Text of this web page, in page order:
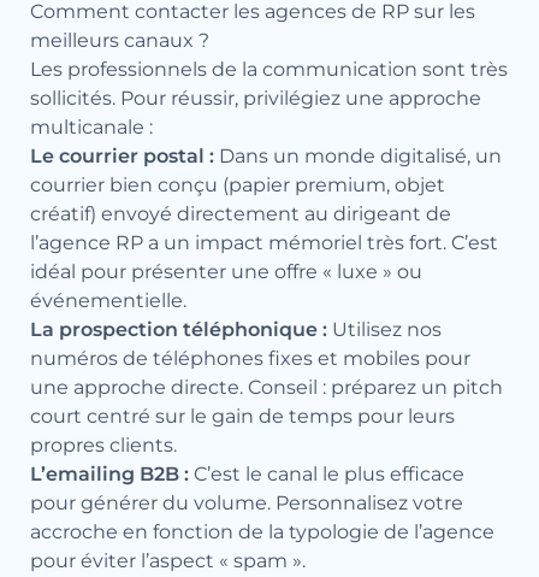
Comment contacter les agences de RP sur les
meilleurs canaux ?
Les professionnels de la communication sont très
sollicités. Pour réussir, privilégiez une approche
multicanale :
Le courrier postal : Dans un monde digitalisé, un
courrier bien conçu (papier premium, objet
créatif) envoyé directement au dirigeant de
l’agence RP a un impact mémoriel très fort. C’est
idéal pour présenter une offre « luxe » ou
événementielle.
La prospection téléphonique : Utilisez nos
numéros de téléphones fixes et mobiles pour
une approche directe. Conseil : préparez un pitch
court centré sur le gain de temps pour leurs
propres clients.
L’emailing B2B : C’est le canal le plus efficace
pour générer du volume. Personnalisez votre
accroche en fonction de la typologie de l’agence
pour éviter l’aspect « spam ».